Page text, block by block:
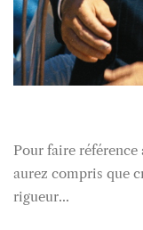
Pour faire
aurez compris que
rigueur...